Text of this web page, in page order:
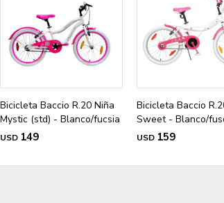
Bicicleta Baccio R.20 Niña
Mystic (std) - Blanco/fucsia
USD 149
Bicicleta Baccio
Sweet - Blanco/
USD 159